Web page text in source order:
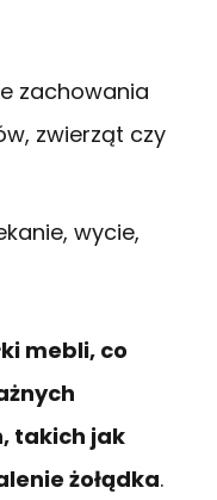
zachowania
zwierząt czy
wycie,
mebli, co
takich jak
żołądka.